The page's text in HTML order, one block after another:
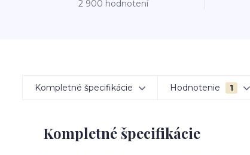
2 900 hodnotení
Kompletné špecifikácie Hodnotenie 1
Kompletné špecifikácie